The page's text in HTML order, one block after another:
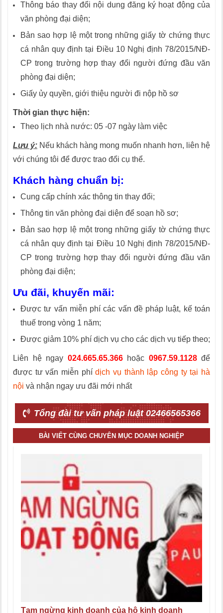
Thông báo thay đổi nội dung đăng ký hoạt động của
văn phòng đại diện;
Bản sao hợp lệ một trong những giấy tờ chứng thực
cá nhân quy định tại Điều 10 Nghị định 78/2015/NĐ-
CP trong trường hợp thay đổi người đứng đầu văn
phòng đại diện;
Giấy ủy quyền, giới thiệu người đi nộp hồ sơ
Thời gian thực hiện:
Theo lịch nhà nước: 05 -07 ngày làm việc
Lưu ý: Nếu khách hàng mong muốn nhanh hơn, liên hệ
với chúng tôi để được trao đổi cụ thể.
Khách hàng chuẩn bị:
Cung cấp chính xác thông tin thay đổi;
Thông tin văn phòng đại diện để soạn hồ sơ;
Bản sao hợp lệ một trong những giấy tờ chứng thực
cá nhân quy định tại Điều 10 Nghị định 78/2015/NĐ-
CP trong trường hợp thay đổi người đứng đầu văn
phòng đại diện;
Ưu đãi, khuyến mãi:
Được tư vấn miễn phí các vấn đề pháp luật, kế toán
thuế trong vòng 1 năm;
Được giảm 10% phí dịch vụ cho các dịch vụ tiếp theo;
Liên hệ ngay 024.665.65.366hoặc 0967.59.1128 để
được tư vấn miễn phídịch vụ thành lập công ty tại hà
nội và nhận ngay ưu đãi mới nhất
Tổng đài tư vấn pháp luật 02466565366
BÀI VIẾT CÙNG CHUYÊN MỤC DOANH NGHIỆP
Tạm ngừng kinh doanh của hộ kinh doanh